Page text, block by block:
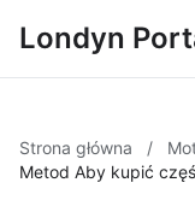
Londyn
Strona główna /
Metod Aby kupić